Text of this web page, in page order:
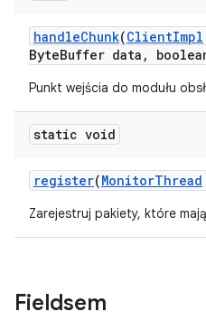
handleChunk(ClientImpl
ByteBuffer data ,
Punkt wejścia do modułu
static void
register(MonitorThread
Zarejestruj pakiety, które
Fieldsem